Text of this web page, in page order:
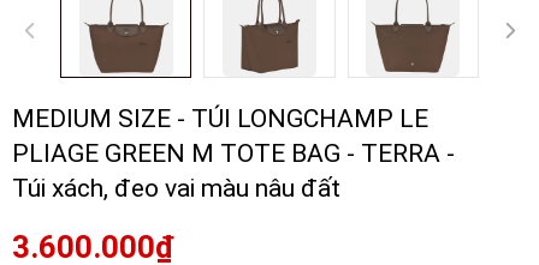
MEDIUM SIZE - TÚI LONGCHAMP LE
PLIAGE GREEN M TOTE BAG - TERRA -
Túi xách, đeo vai màu nâu đất
3.600.000₫